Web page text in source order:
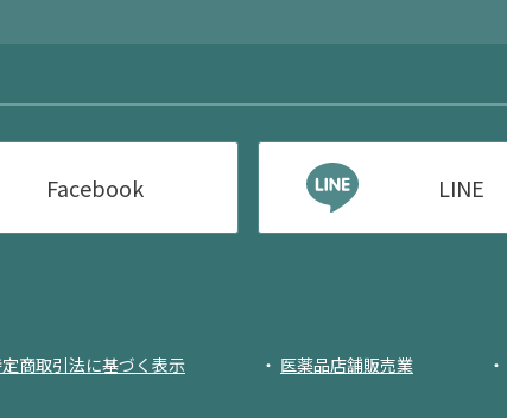
Facebook LINE
商取引法に基づく表示 医薬品店舗販売業